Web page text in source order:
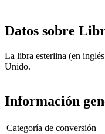
Datos sobre
La libra esterlina (en
Unido.
Información
Categoría de conversión